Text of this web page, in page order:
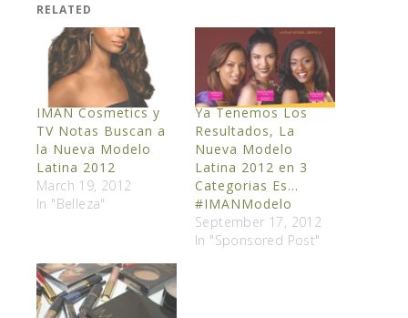
RELATED
IMAN Cosmetics y
TV Notas Buscan a
la Nueva Modelo
Latina 2012
March 19, 2012
In "Belleza"
Ya Tenemos Los
Resultados, La
Nueva Modelo
Latina 2012 en 3
Categorias Es…
#IMANModelo
September 17, 2012
In "Sponsored Post"